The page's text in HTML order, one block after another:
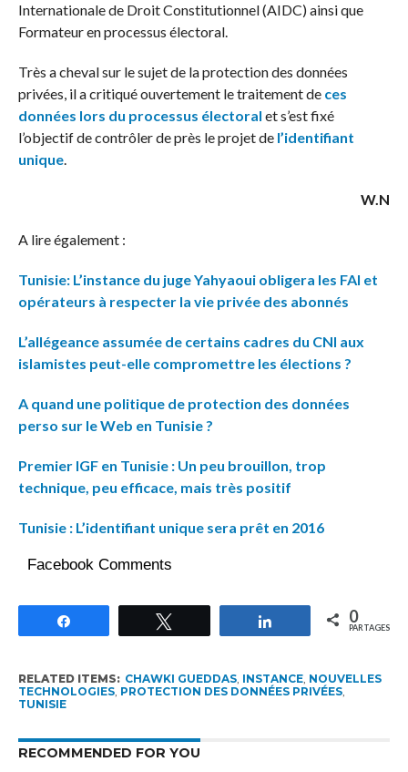
Internationale de Droit Constitutionnel (AIDC) ainsi que
Formateur en processus électoral.
Très a cheval sur le sujet de la protection des données
privées, il a critiqué ouvertement le traitement de ces
données lors du processus électoral et s’est fixé
l’objectif de contrôler de près le projet de l’identifiant
unique.
W.N
A lire également :
Tunisie: L’instance du juge Yahyaoui obligera les FAI et
opérateurs à respecter la vie privée des abonnés
L’allégeance assumée de certains cadres du CNI aux
islamistes peut-elle compromettre les élections ?
A quand une politique de protection des données
perso sur le Web en Tunisie ?
Premier IGF en Tunisie : Un peu brouillon, trop
technique, peu efficace, mais très positif
Tunisie : L’identifiant unique sera prêt en 2016
Facebook Comments
Partagez 0
PARTAGES
RELATED ITEMS: CHAWKI GUEDDAS, INSTANCE, NOUVELLES
TECHNOLOGIES, PROTECTION DES DONNÉES PRIVÉES,
TUNISIE
RECOMMENDED FOR YOU